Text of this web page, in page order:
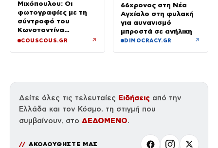
Μιχόπουλου: Οι
φωτογραφίες με τη
σύντροφό του
Κωνσταντίνα
Ευρυπίδου και το
COUSCOUS.GR ↗
66χρονος στη Νέα
Αγχίαλο στη φυλακή
για αυνανισμό
μπροστά σε ανήλικη
DIMOCRACY.GR ↗
Δείτε όλες τις τελευταίες Ειδήσεις από την
Ελλάδα και τον Κόσμο, τη στιγμή που
συμβαίνουν, στο ΔΕΔΟΜΕΝΟ.
ΑΚΟΛΟΥΘΗΣΤΕ ΜΑΣ